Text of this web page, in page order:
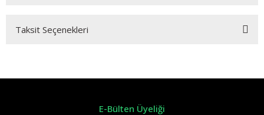
Taksit Seçenekleri
E-Bülten Üyeliği